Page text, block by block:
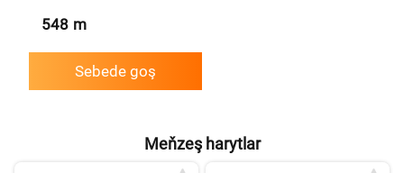
548 m
Sebede goş
Meňzeş harytlar